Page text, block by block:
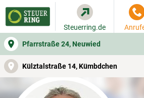
Pfarrstraße 24, Neuwied
Külztalstraße 14, Kümbdchen
Steuerring.de
WER SIE BERÄT BEITRAGSRECHNER